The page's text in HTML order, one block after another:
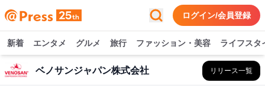
ログイン/会員登録
新着 エンタメ グルメ 旅行 ファッション・美容 ライフスタ
ベノサンジャパン株式会社 リリース一覧